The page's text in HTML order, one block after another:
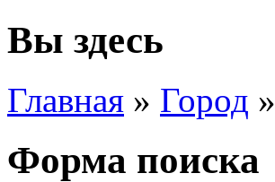
Вы здесь
Главная » Город »
Форма поиска